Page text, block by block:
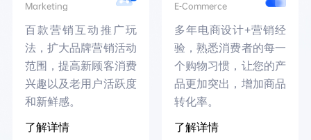
Marketing
百款营销互动推广玩
法，扩大品牌营销活动
范围，提高新顾客消费
兴趣以及老用户活跃度
和新鲜感。
了解详情
E-Commerce
多年电商设计+营销经
验，熟悉消费者的每一
个购物习惯，让您的产
品更加突出，增加商品
转化率。
了解详情